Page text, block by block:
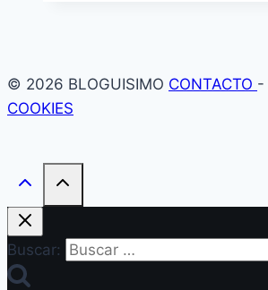
© 2026 BLOGUISIMO CONTACTO -
COOKIES
Buscar: